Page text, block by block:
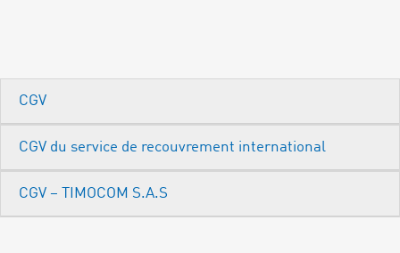
CGV
CGV du service de recouvrement international
CGV – TIMOCOM S.A.S